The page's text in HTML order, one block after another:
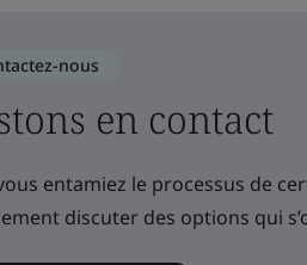
nous
en contact
entamiez le processus de
discuter des options qui